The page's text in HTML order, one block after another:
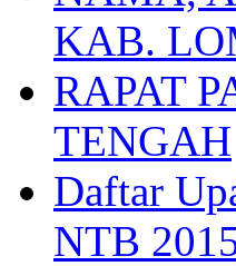
KAB.
RAPAT
TENGAH
Daftar
NTB